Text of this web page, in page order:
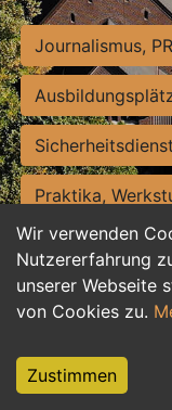
Wir verwenden
Nutzererfahrung
unserer Webseite
von Cookies zu.
Zustimmen
Journalismus,
Praktika,
Personalwesen
Hilfskräfte,
Weiterbildung,